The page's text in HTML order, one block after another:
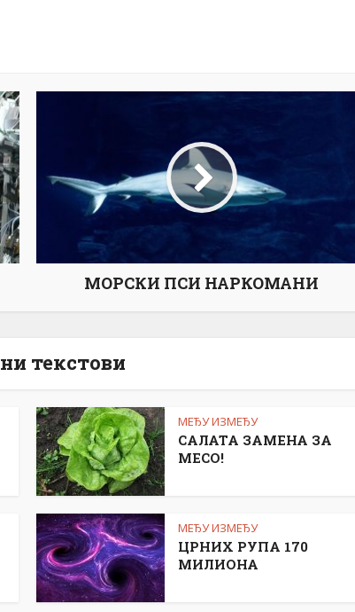
МОРСКИ ПСИ НАРКОМАНИ
текстови
МЕЂУ ИЗМЕЂУ
САЛАТА ЗАМЕНА ЗА
МЕСО!
МЕЂУ ИЗМЕЂУ
ЦРНИХ РУПА 170
МИЛИОНА